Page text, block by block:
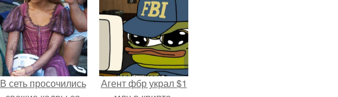
В сеть просочились
Агент фбр украл $1